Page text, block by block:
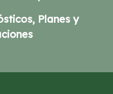
Planes y